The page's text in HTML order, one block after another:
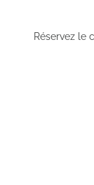
Réservez le